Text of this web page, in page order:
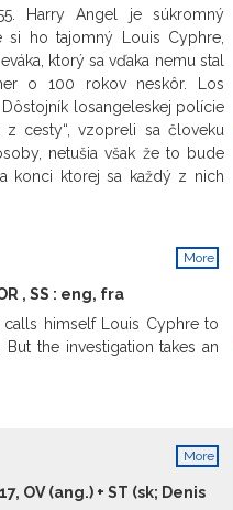
Harry Angel je súkromný
si ho tajomný Louis Cyphre,
ktorý sa vďaka nemu stal
o 100 rokov neskôr. Los
losangeleskej polície
cesty“, vzopreli sa človeku
netušia však že to bude
konci ktorej sa každý z nich
More
, SS : eng, fra
himself Louis Cyphre to
the investigation takes an
More
OV (ang.) + ST (sk; Denis